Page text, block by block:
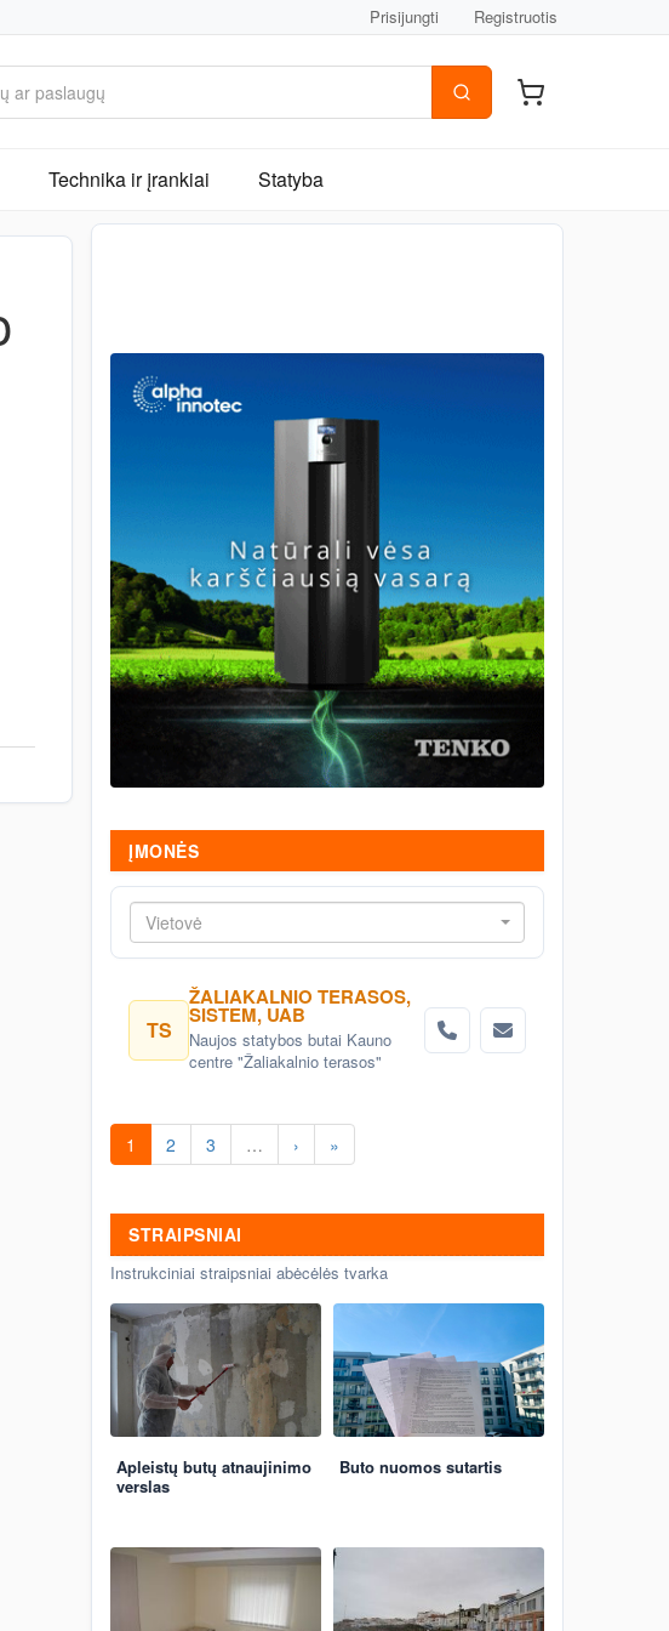
Prisijungti Registruotis
Technika ir įrankiai Statyba
ĮMONĖS
Vietovė
TS
ŽALIAKALNIO TERASOS,
SISTEM, UAB
Naujos statybos butai Kauno
centre "Žaliakalnio terasos"
1 2 3 … › »
STRAIPSNIAI
Instrukciniai straipsniai abėcėlės tvarka
Apleistų butų atnaujinimo
verslas
Buto nuomos sutartis